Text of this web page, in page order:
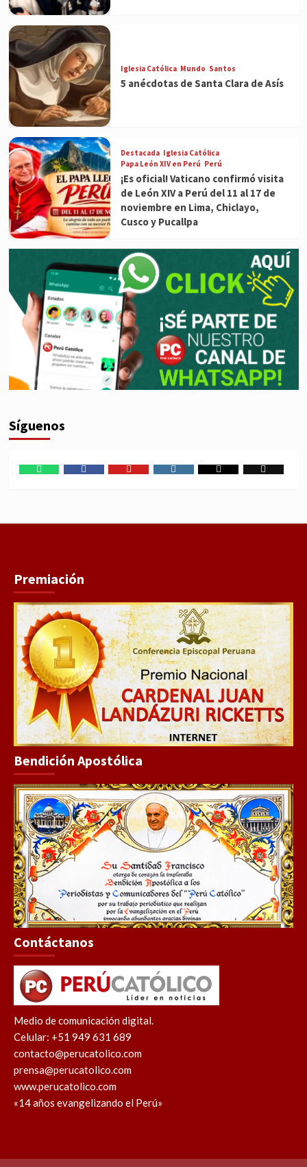
Iglesia Católica Mundo Santos
5 anécdotas de Santa Clara de Asís
Destacada Iglesia Católica
Papa León XIV en Perú Perú
¡Es oficial! Vaticano confirmó visita
de León XIV a Perú del 11 al 17 de
noviembre en Lima, Chiclayo,
Cusco y Pucallpa
Síguenos
Premiación
Bendición Apostólica
Contáctanos
Medio de comunicación digital.
Celular: +51 949 631 689
contacto@perucatolico.com
prensa@perucatolico.com
www.perucatolico.com
«14 años evangelizando el Perú»